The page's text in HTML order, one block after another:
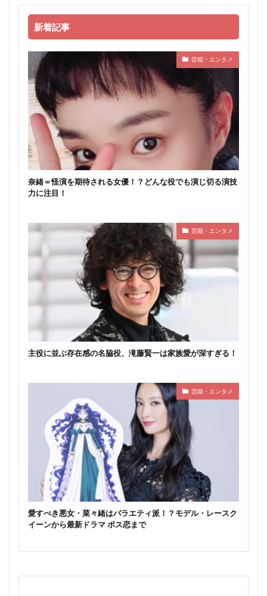
新着記事
芸能・エンタメ
奈緒＝怪演を期待される女優！？どんな役でも演じ切る演技
力に注目！
芸能・エンタメ
主役に並ぶ存在感の名脇役、滝藤賢一は家族愛が深すぎる！
芸能・エンタメ
愛すべき悪女・菜々緒はバラエティ派！？モデル・レースク
イーンから最新ドラマ ボス恋まで